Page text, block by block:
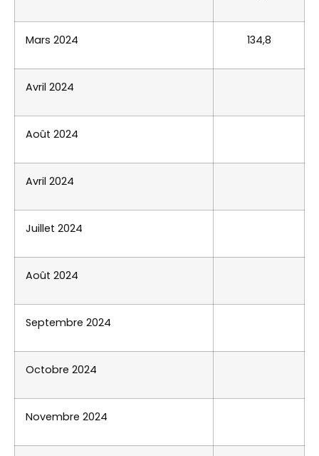
Mars 2024 134,8
Avril 2024
Août 2024
Avril 2024
Juillet 2024
Août 2024
Septembre 2024
Octobre 2024
Novembre 2024